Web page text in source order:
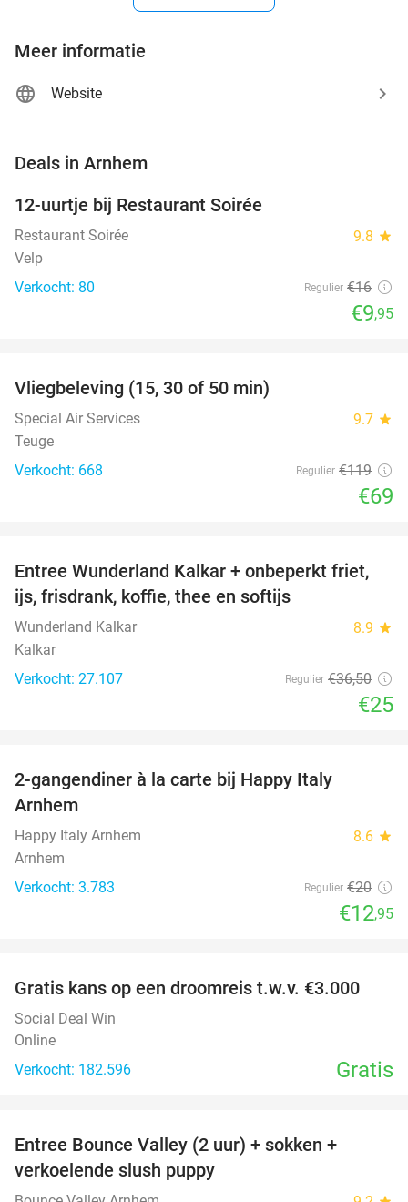
Meer informatie
Website
Deals in Arnhem
12-uurtje bij Restaurant Soirée
Restaurant Soirée 9.8 star
Velp
Verkocht: 80
Regulier €16
€9,95
Vliegbeleving (15, 30 of 50 min)
Special Air Services 9.7 star
Teuge
Verkocht: 668
Regulier €119
€69
32%
Entree Wunderland Kalkar + onbeperkt friet,
ijs, frisdrank, koffie, thee en softijs
Wunderland Kalkar 8.9 star
Kalkar
Verkocht: 27.107
Regulier €36,50
€25
2-gangendiner à la carte bij Happy Italy
Arnhem
Happy Italy Arnhem 8.6 star
Arnhem
Verkocht: 3.783
Regulier €20
€12,95
Gratis kans op een droomreis t.w.v. €3.000
Social Deal Win
Online
Verkocht: 182.596
Gratis
Entree Bounce Valley (2 uur) + sokken +
verkoelende slush puppy